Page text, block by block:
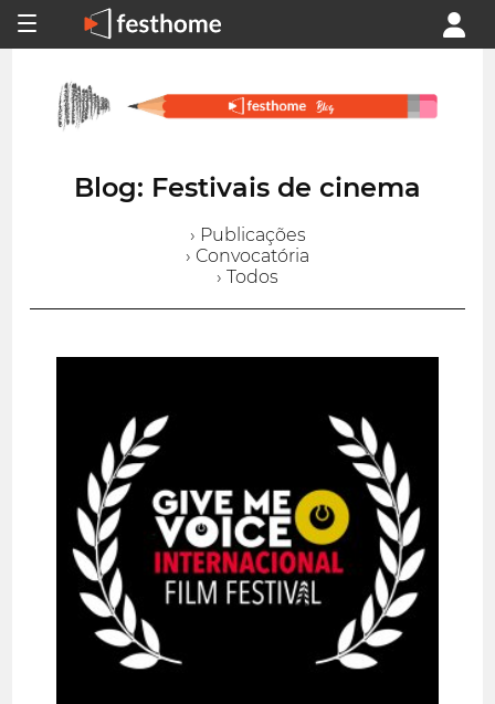
Blog: Festivais de cinema
› Publicações
› Convocatória
› Todos